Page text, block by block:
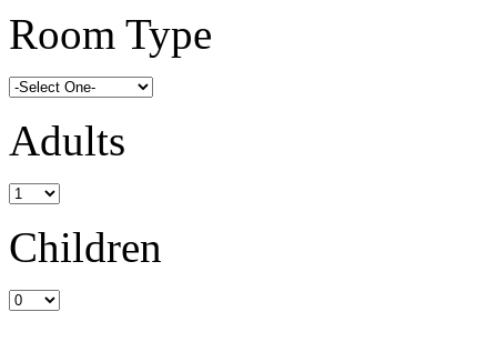
Room Type
Adults
Children